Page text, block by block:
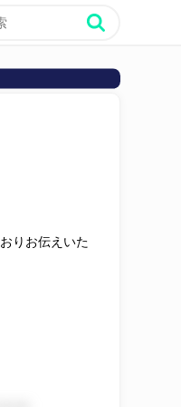
りお伝えいた